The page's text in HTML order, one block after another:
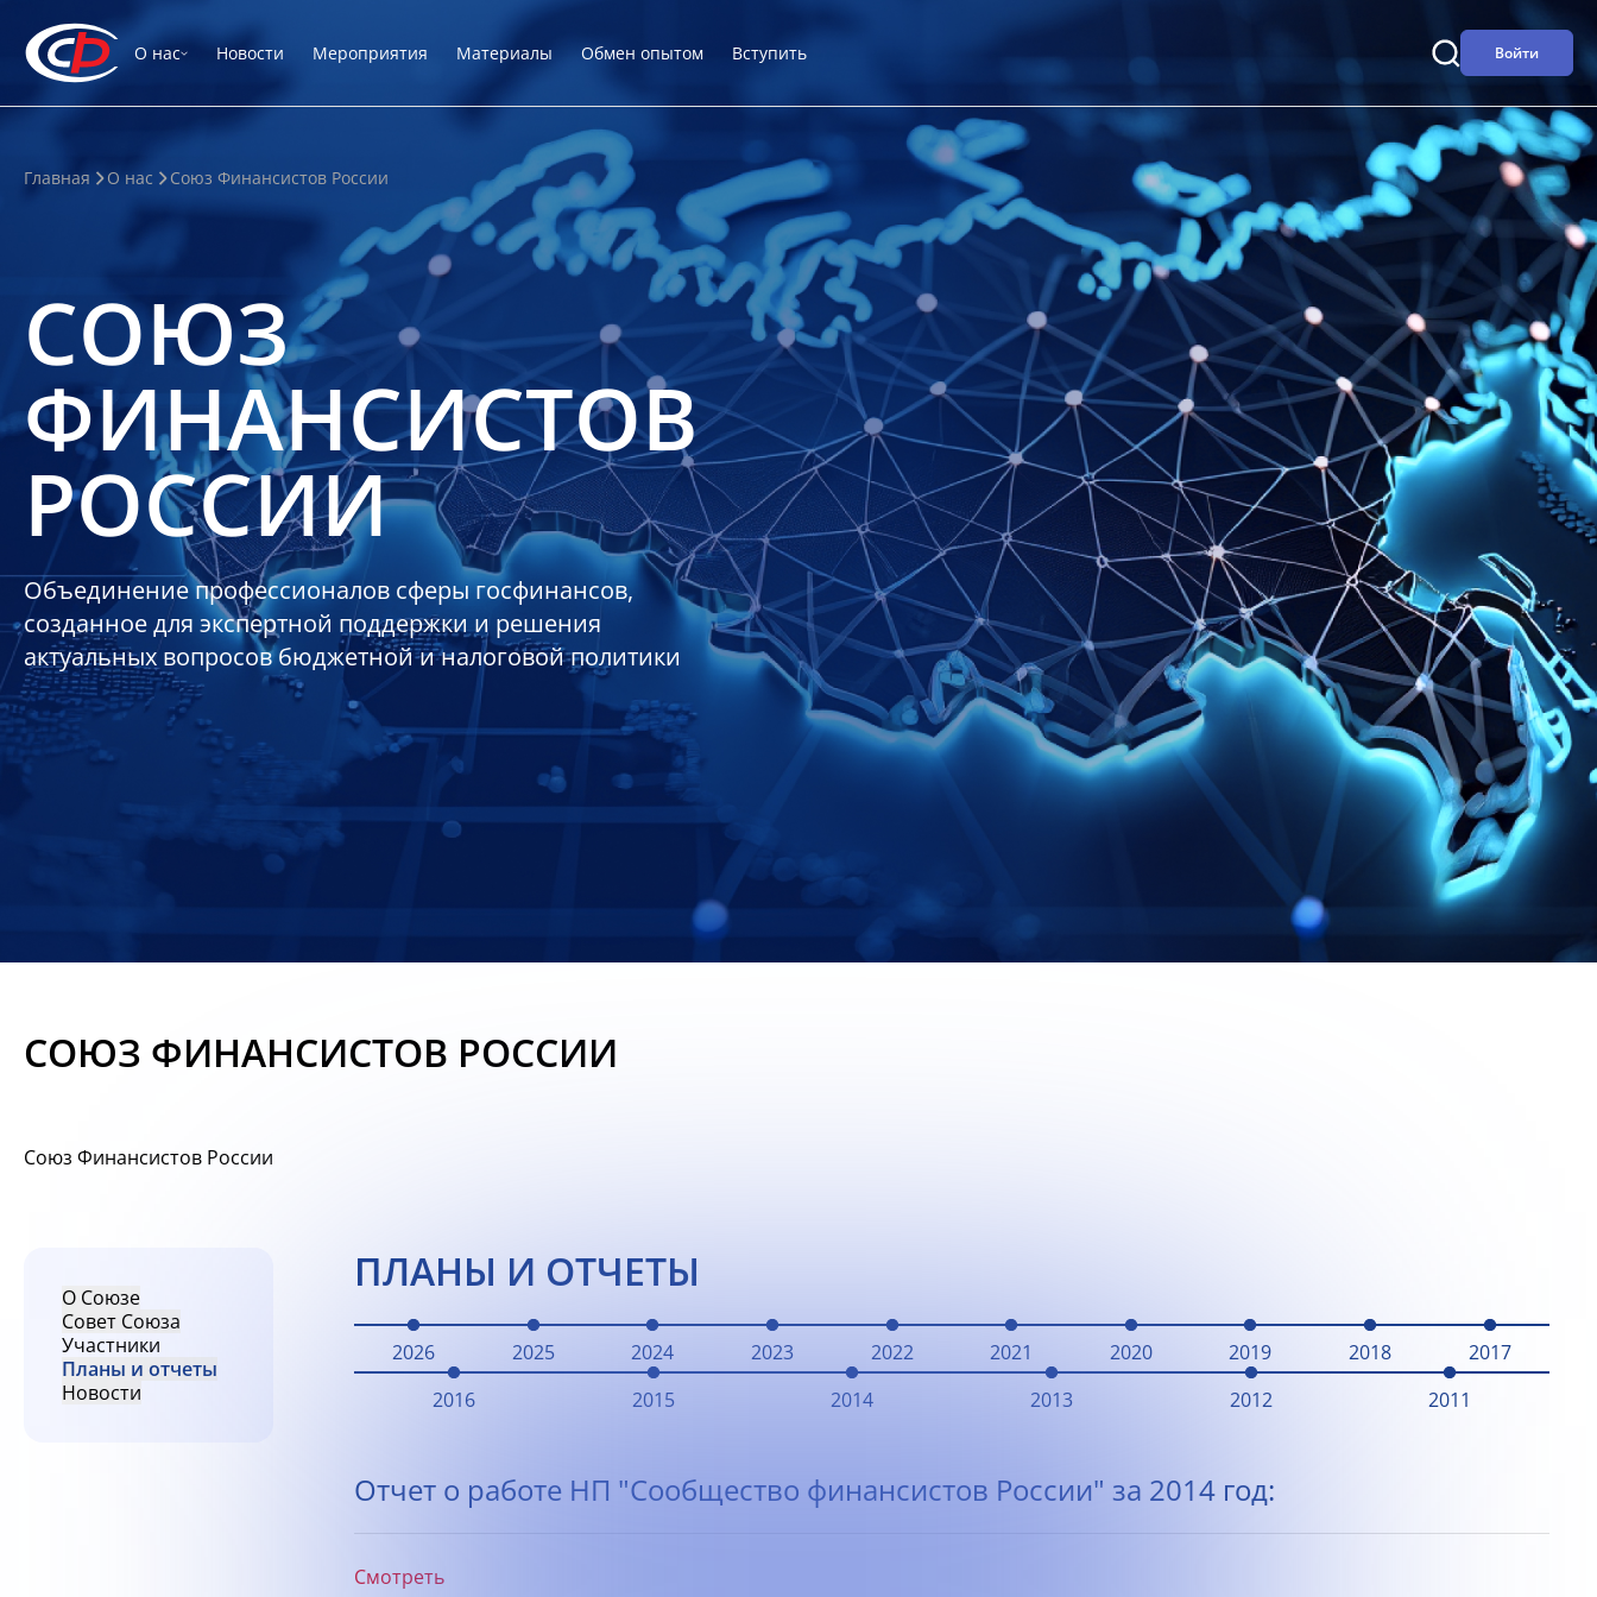
О нас Новости Мероприятия Материалы Обмен опытом Вступить Войти
Главная О нас Союз Финансистов России
СОЮЗ
ФИНАНСИСТОВ
РОССИИ
Объединение профессионалов сферы госфинансов,
созданное для экспертной поддержки и решения
актуальных вопросов бюджетной и налоговой политики
СОЮЗ ФИНАНСИСТОВ РОССИИ
Союз Финансистов России
О Союзе
Совет Союза
Участники
Планы и отчеты
Новости
ПЛАНЫ И ОТЧЕТЫ
2026 2025 2024 2023 2022 2021 2020 2019 2018
2017
2016
2015 2014 2013 2012 2011
Отчет о работе НП "Сообщество финансистов России" за 2014 год:
Смотреть